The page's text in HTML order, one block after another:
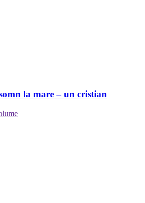
la mare – un cristian